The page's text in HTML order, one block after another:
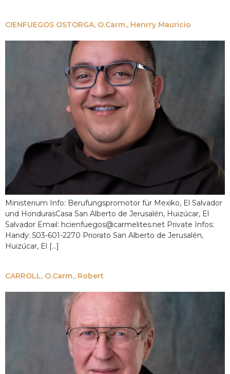
CIENFUEGOS OSTORGA, O.Carm., Henrry Mauricio
Ministerium Info: Berufungspromotor für Mexiko, El Salvador
und HondurasCasa San Alberto de Jerusalén, Huizúcar, El
Salvador Email: hcienfuegos@carmelites.net Private Infos:
Handy: 503-601-2270 Priorato San Alberto de Jerusalén,
Huizúcar, El [...]
CARROLL, O.Carm., Robert